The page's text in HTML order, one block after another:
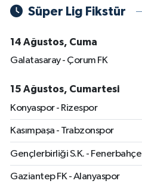
Süper Lig Fikstür
14 Ağustos, Cuma
Galatasaray - Çorum FK
15 Ağustos, Cumartesi
Konyaspor - Rizespor
Kasımpaşa - Trabzonspor
Gençlerbirliği S.K. - Fenerbahçe
Gaziantep FK - Alanyaspor